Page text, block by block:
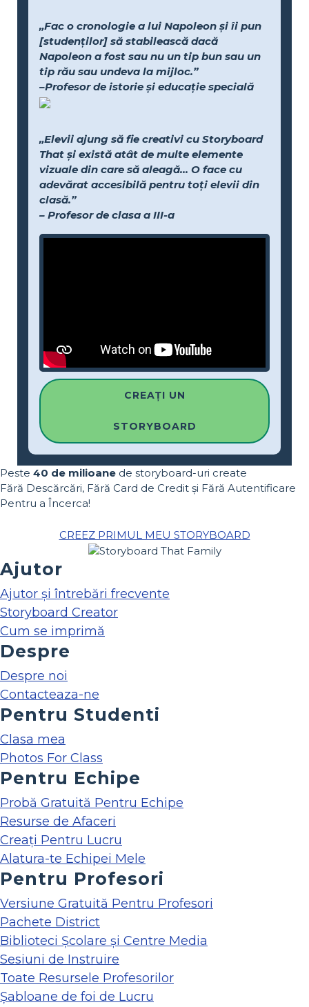
„Fac o cronologie a lui Napoleon și îi pun
[studenților] să stabilească dacă
Napoleon a fost sau nu un tip bun sau un
tip rău sau undeva la mijloc.”
–Profesor de istorie și educație specială
„Elevii ajung să fie creativi cu Storyboard
That și există atât de multe elemente
vizuale din care să aleagă... O face cu
adevărat accesibilă pentru toți elevii din
clasă.”
– Profesor de clasa a III-a
CREAȚI UN
STORYBOARD
Peste 40 de milioane de storyboard-uri create
Fără Descărcări, Fără Card de Credit și Fără Autentificare
Pentru a Încerca!
CREEZ PRIMUL MEU STORYBOARD
Ajutor
Ajutor și întrebări frecvente
Storyboard Creator
Cum se imprimă
Despre
Despre noi
Contacteaza-ne
Pentru Studenti
Clasa mea
Photos For Class
Pentru Echipe
Probă Gratuită Pentru Echipe
Resurse de Afaceri
Creați Pentru Lucru
Alatura-te Echipei Mele
Pentru Profesori
Versiune Gratuită Pentru Profesori
Pachete District
Biblioteci Școlare și Centre Media
Sesiuni de Instruire
Toate Resursele Profesorilor
Șabloane de foi de Lucru